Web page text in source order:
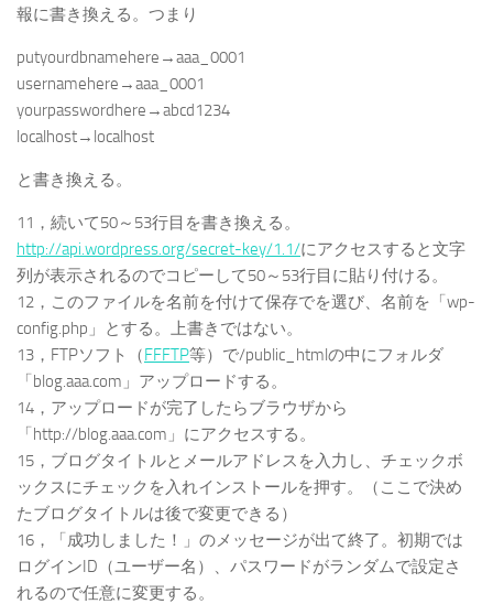
報に書き換える。つまり
putyourdbnamehere→aaa_0001
usernamehere→aaa_0001
yourpasswordhere→abcd1234
localhost→localhost
と書き換える。
11，続いて50～53行目を書き換える。
http://api.wordpress.org/secret-key/1.1/にアクセスすると文字
列が表示されるのでコピーして50～53行目に貼り付ける。
12，このファイルを名前を付けて保存でを選び、名前を「wp-
config.php」とする。上書きではない。
13，FTPソフト（FFFTP等）で/public_htmlの中にフォルダ
「blog.aaa.com」アップロードする。
14，アップロードが完了したらブラウザから
「http://blog.aaa.com」にアクセスする。
15，ブログタイトルとメールアドレスを入力し、チェックボ
ックスにチェックを入れインストールを押す。（ここで決め
たブログタイトルは後で変更できる）
16，「成功しました！」のメッセージが出て終了。初期では
ログインID（ユーザー名）、パスワードがランダムで設定さ
れるので任意に変更する。